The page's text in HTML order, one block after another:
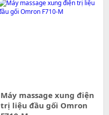
Máy massage xung điện
trị liệu đầu gối Omron